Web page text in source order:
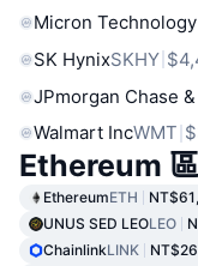
Micron
SK HynixSKHY
JPmorgan Chase
Walmart IncWMT
Ethereum
EthereumETH
UNUS SED LEOLEO
ChainlinkLINK